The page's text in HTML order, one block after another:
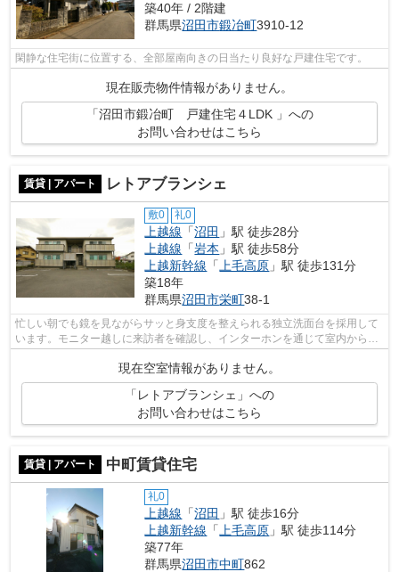
築40年 / 2階建
群馬県沼田市鍛冶町3910‐12
閑静な住宅街に位置する、全部屋南向きの日当たり良好な戸建住宅です。
現在販売物件情報がありません。
「沼田市鍛冶町 戸建住宅４LDK 」への
お問い合わせはこちら
賃貸 | アパート レトアブランシェ
敷0 礼0
上越線 「沼田 」駅 徒歩28分
上越線 「岩本 」駅 徒歩58分
上越新幹線 「 上毛高原 」駅 徒歩131分
築18年
群馬県沼田市栄町38-1
忙しい朝でも鏡を見ながらサッと身支度を整えられる独立洗面台を採用して
います。モニター越しに来訪者を確認し、インターホンを通じて室内から会
現在空室情報がありません。
「レトアブランシェ」への
お問い合わせはこちら
賃貸 | アパート 中町賃貸住宅
礼0
上越線 「沼田 」駅 徒歩16分
上越新幹線 「 上毛高原 」駅 徒歩114分
築77年
群馬県沼田市中町862